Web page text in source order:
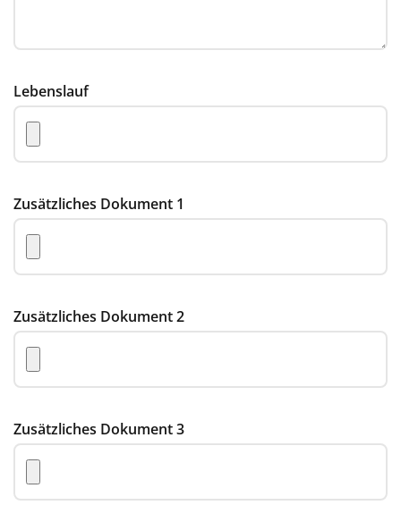
Lebenslauf
Zusätzliches Dokument 1
Zusätzliches Dokument 2
Zusätzliches Dokument 3